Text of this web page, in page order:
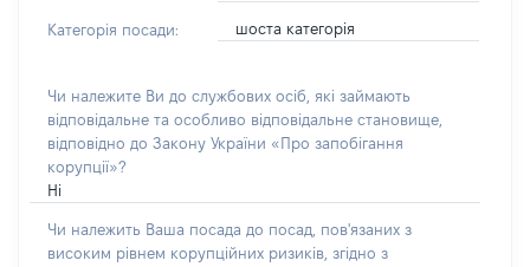
Категорія посади: шоста категорія
Чи належите Ви до службових осіб, які займають
відповідальне та особливо відповідальне становище,
відповідно до Закону України «Про запобігання
корупції»?
Ні
Чи належить Ваша посада до посад, пов'язаних з
високим рівнем корупційних ризиків, згідно з